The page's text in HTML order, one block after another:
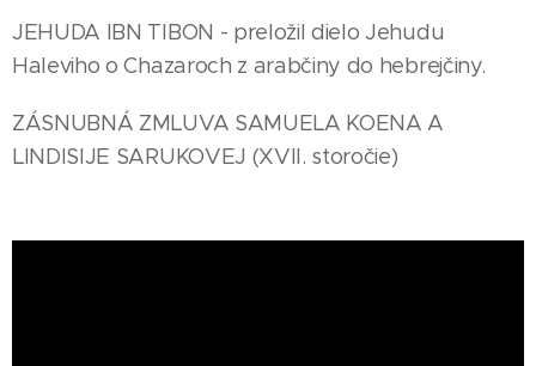
JEHUDA IBN TIBON - preložil dielo Jehudu
Haleviho o Chazaroch z arabčiny do hebrejčiny.
ZÁSNUBNÁ ZMLUVA SAMUELA KOENA A
LINDISIJE SARUKOVEJ (XVII. storočie)